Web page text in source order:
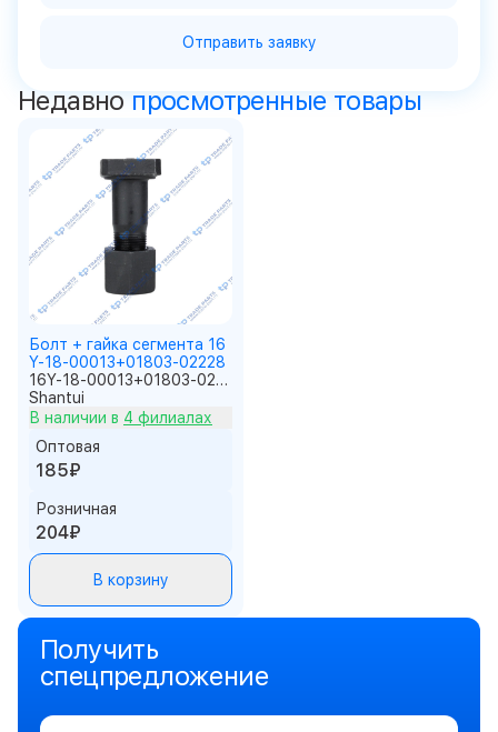
Отправить заявку
Недавно просмотренные товары
Болт + гайка сегмента 16
Y-18-00013+01803-02228
16Y-18-00013+01803-02228
Shantui
В наличии в 4 филиалах
Оптовая
185₽
Розничная
204₽
В корзину
Получить
спецпредложение